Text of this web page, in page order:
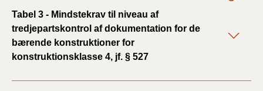
Tabel 3 - Mindstekrav til niveau af
tredjepartskontrol af dokumentation for de
bærende konstruktioner for
konstruktionsklasse 4, jf. § 527